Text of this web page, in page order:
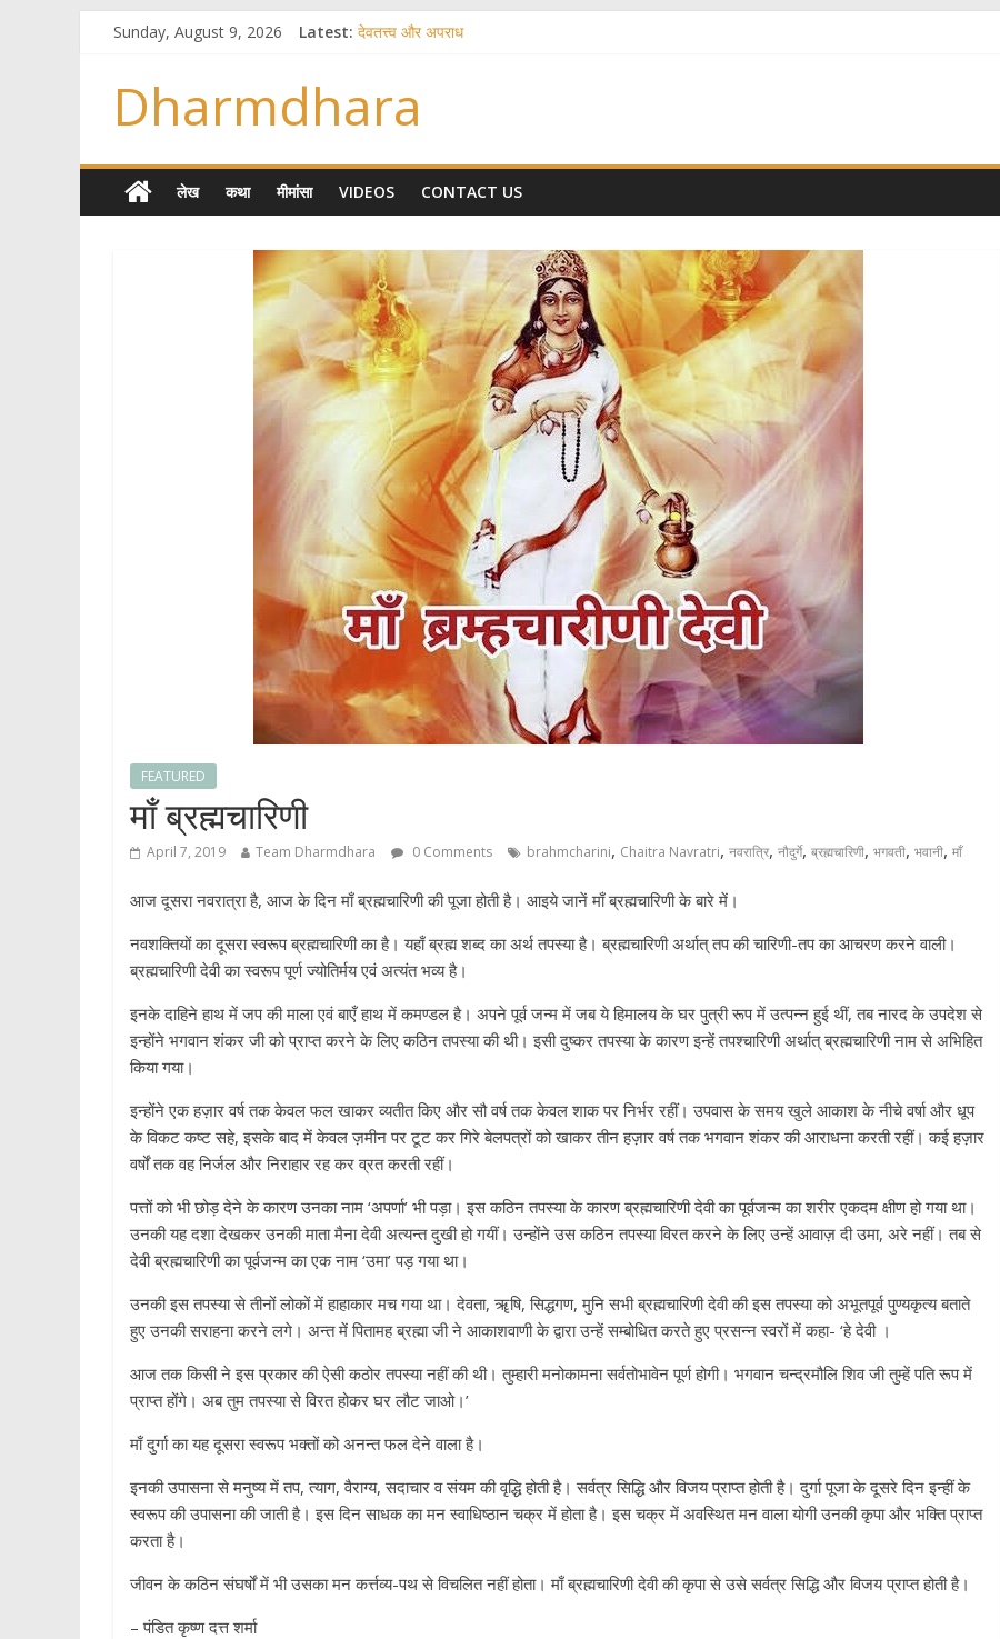
Sunday, August 9, 2026 Latest: देवतत्त्व और अपराध
तुम्हीं हो माता, पिता तुम्हीं हो ??
गौ सेवा और राजयोग
Dharmdhara
लेख कथा मीमांसा VIDEOS CONTACT US
FEATURED
माँ ब्रह्मचारिणी
April 7, 2019 Team Dharmdhara 0 Comments brahmcharini, Chaitra Navratri, नवरात्रि, नौदुर्गे, ब्रह्मचारिणी, भगवती, भवानी, माँ
आज दूसरा नवरात्रा है, आज के दिन माँ ब्रह्मचारिणी की पूजा होती है। आइये जानें माँ ब्रह्मचारिणी के बारे में।
नवशक्तियों का दूसरा स्वरूप ब्रह्मचारिणी का है। यहाँ ब्रह्म शब्द का अर्थ तपस्या है। ब्रह्मचारिणी अर्थात् तप की चारिणी-तप का आचरण करने वाली।
ब्रह्मचारिणी देवी का स्वरूप पूर्ण ज्योतिर्मय एवं अत्यंत भव्य है।
इनके दाहिने हाथ में जप की माला एवं बाएँ हाथ में कमण्डल है। अपने पूर्व जन्म में जब ये हिमालय के घर पुत्री रूप में उत्पन्न हुई थीं, तब नारद के उपदेश से
इन्होंने भगवान शंकर जी को प्राप्त करने के लिए कठिन तपस्या की थी। इसी दुष्कर तपस्या के कारण इन्हें तपश्चारिणी अर्थात् ब्रह्मचारिणी नाम से अभिहित
किया गया।
इन्होंने एक हज़ार वर्ष तक केवल फल खाकर व्यतीत किए और सौ वर्ष तक केवल शाक पर निर्भर रहीं। उपवास के समय खुले आकाश के नीचे वर्षा और धूप
के विकट कष्ट सहे, इसके बाद में केवल ज़मीन पर टूट कर गिरे बेलपत्रों को खाकर तीन हज़ार वर्ष तक भगवान शंकर की आराधना करती रहीं। कई हज़ार
वर्षों तक वह निर्जल और निराहार रह कर व्रत करती रहीं।
पत्तों को भी छोड़ देने के कारण उनका नाम ‘अपर्णा’ भी पड़ा। इस कठिन तपस्या के कारण ब्रह्मचारिणी देवी का पूर्वजन्म का शरीर एकदम क्षीण हो गया था।
उनकी यह दशा देखकर उनकी माता मैना देवी अत्यन्त दुखी हो गयीं। उन्होंने उस कठिन तपस्या विरत करने के लिए उन्हें आवाज़ दी उमा, अरे नहीं। तब से
देवी ब्रह्मचारिणी का पूर्वजन्म का एक नाम ‘उमा’ पड़ गया था।
उनकी इस तपस्या से तीनों लोकों में हाहाकार मच गया था। देवता, ॠषि, सिद्धगण, मुनि सभी ब्रह्मचारिणी देवी की इस तपस्या को अभूतपूर्व पुण्यकृत्य बताते
हुए उनकी सराहना करने लगे। अन्त में पितामह ब्रह्मा जी ने आकाशवाणी के द्वारा उन्हें सम्बोधित करते हुए प्रसन्न स्वरों में कहा- ‘हे देवी ।
आज तक किसी ने इस प्रकार की ऐसी कठोर तपस्या नहीं की थी। तुम्हारी मनोकामना सर्वतोभावेन पूर्ण होगी। भगवान चन्द्रमौलि शिव जी तुम्हें पति रूप में
प्राप्त होंगे। अब तुम तपस्या से विरत होकर घर लौट जाओ।’
माँ दुर्गा का यह दूसरा स्वरूप भक्तों को अनन्त फल देने वाला है।
इनकी उपासना से मनुष्य में तप, त्याग, वैराग्य, सदाचार व संयम की वृद्धि होती है। सर्वत्र सिद्धि और विजय प्राप्त होती है। दुर्गा पूजा के दूसरे दिन इन्हीं के
स्वरूप की उपासना की जाती है। इस दिन साधक का मन स्वाधिष्ठान चक्र में होता है। इस चक्र में अवस्थित मन वाला योगी उनकी कृपा और भक्ति प्राप्त
करता है।
जीवन के कठिन संघर्षों में भी उसका मन कर्त्तव्य-पथ से विचलित नहीं होता। माँ ब्रह्मचारिणी देवी की कृपा से उसे सर्वत्र सिद्धि और विजय प्राप्त होती है।
– पंडित कृष्ण दत्त शर्मा